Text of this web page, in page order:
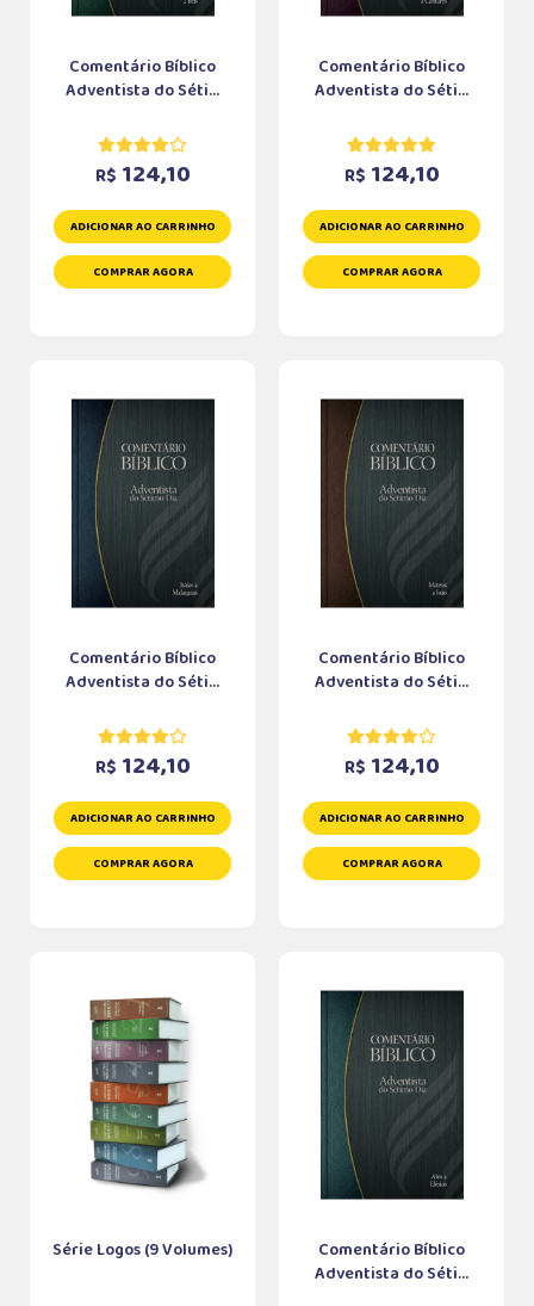
Comentário Bíblico
Adventista do Séti...
R$ 124,10
ADICIONAR AO CARRINHO
COMPRAR AGORA
Comentário Bíblico
Adventista do Séti...
R$ 124,10
ADICIONAR AO CARRINHO
COMPRAR AGORA
Comentário Bíblico
Adventista do Séti...
R$ 124,10
ADICIONAR AO CARRINHO
COMPRAR AGORA
Comentário Bíblico
Adventista do Séti...
R$ 124,10
ADICIONAR AO CARRINHO
COMPRAR AGORA
Série Logos (9 Volumes)
Comentário Bíblico
Adventista do Séti...